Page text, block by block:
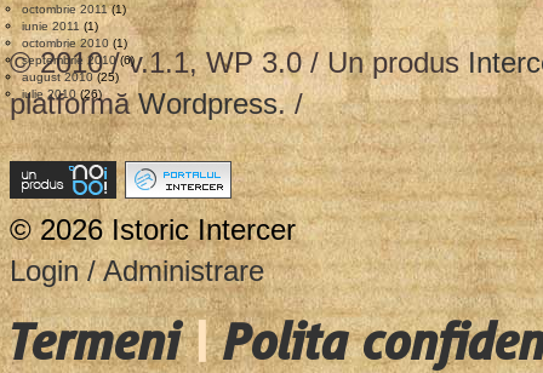
octombrie 2011(1)
iunie 2011 (1)
octombrie 2010 (1)
septembrie 2010(6)
august 2010(25)
iulie 2010(26)
© 2010 / v.1.1, WP 3.0 / Un produs
platformăWordpress. /
© 2026 Istoric Intercer
Login / Administrare
Termeni|Polita